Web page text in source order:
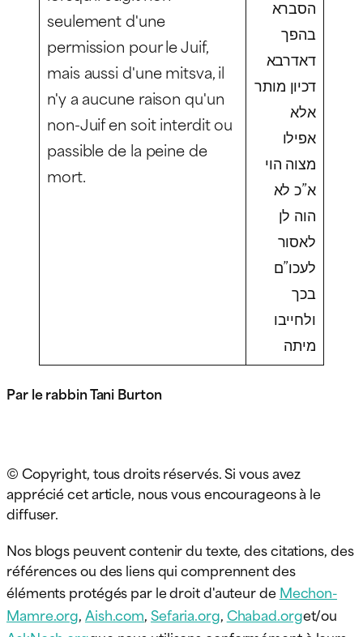
seulement d'une
permission pour le Juif,
mais aussi d'une mitsva, il
n'y a aucune raison qu'un
non-Juif en soit interdit ou
passible de la peine de
mort.
הסברא
בהפך
דאדרבא
דכיון מותר
אלא
אפילו
מצוה הוי
א”כ לא
הוה לן
לאסור
לעכו”ם
בכך
ולחייבו
מיתה
Par le rabbin Tani Burton
© Copyright, tous droits réservés. Si vous avez
apprécié cet article, nous vous encourageons à le
diffuser.
Nos blogs peuvent contenir du texte, des citations, des
références ou des liens qui comprennent des
éléments protégés par le droit d'auteur deMechon-
Mamre.org,Aish.com,Sefaria.org,Chabad.orget/ou